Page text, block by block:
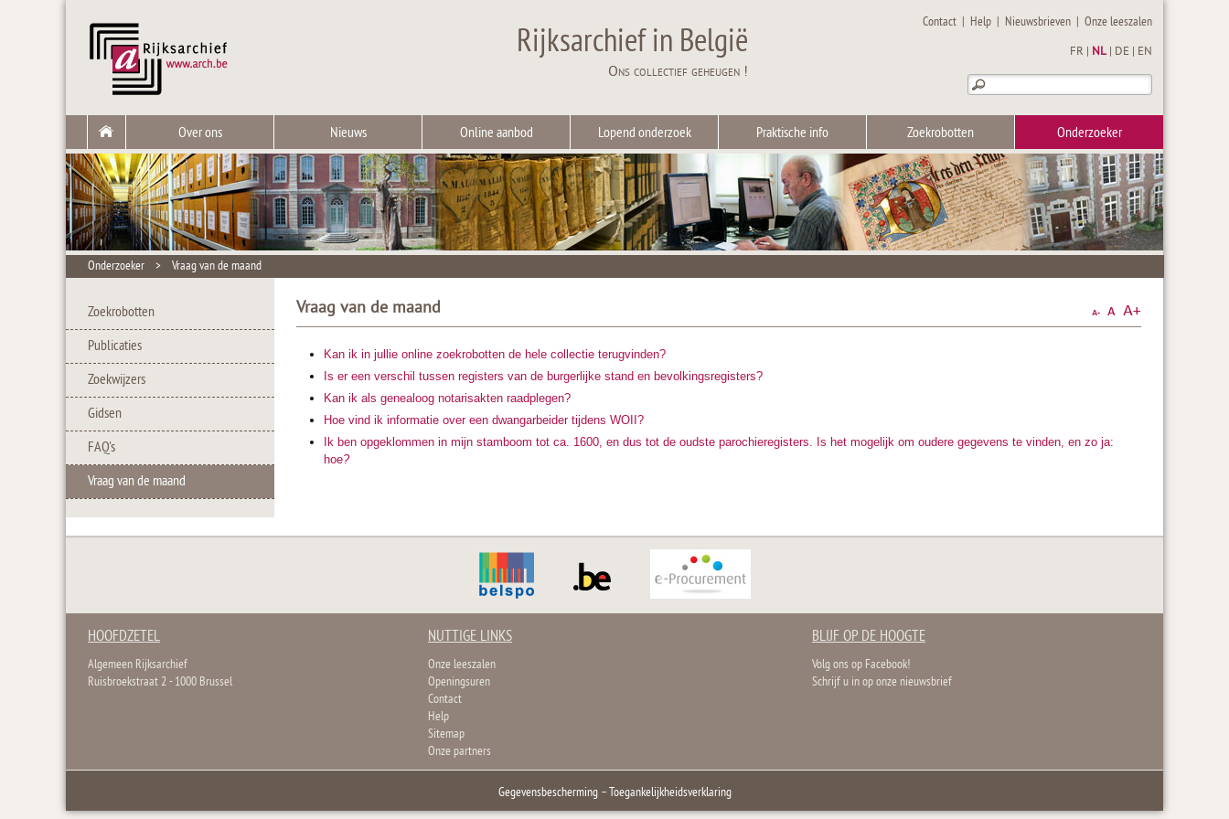
Rijksarchief in België
Ons collectief geheugen !
Contact | Help | Nieuwsbrieven |Onze leeszalen
FR NL DE EN
Over ons Nieuws Online aanbod Lopend onderzoek Praktische info Zoekrobotten Onderzoeker
Onderzoeker > Vraag van de maand
Zoekrobotten
Publicaties
Zoekwijzers
Gidsen
FAQ's
Vraag van de maand
Vraag van de maand
Kan ik in jullie online zoekrobotten de hele collectie terugvinden?
Is er een verschil tussen registers van de burgerlijke stand en bevolkingsregisters?
Kan ik als genealoog notarisakten raadplegen?
Hoe vind ik informatie over een dwangarbeider tijdens WOII?
Ik ben opgeklommen in mijn stamboom tot ca. 1600, en dus tot de oudste parochieregisters. Is het mogelijk om oudere gegevens te vinden, en zo ja:
hoe?
HOOFDZETEL
Algemeen Rijksarchief
Ruisbroekstraat 2 - 1000 Brussel
NUTTIGE LINKS
Onze leeszalen
Openingsuren
Contact
Help
Sitemap
Onze partners
BLIJF OP DE HOOGTE
Volg ons op Facebook!
Schrijf u in op onze nieuwsbrief
Gegevensbescherming–Toegankelijkheidsverklaring